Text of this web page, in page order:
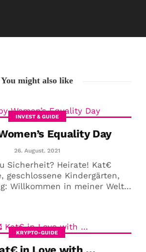
26. August. 2021
in Love with …
You might also like
INVEST & GUIDE
Equality Day
26. August. 2021
Sicherheit? Heirate! Kat€
geschlossene Kindergärten,
Willkommen in meiner Welt...
KRYPTO-GUIDE